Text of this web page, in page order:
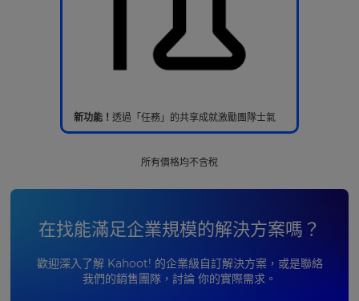
新功能！ 透過「任務」的共享成就激勵團隊士氣
所有價格均不含稅
在找能滿足企業規模的解決方案嗎？
歡迎深入了解 Kahoot! 的企業級自訂解決方案，或是聯絡
我們的銷售團隊，討論 你的實際需求。